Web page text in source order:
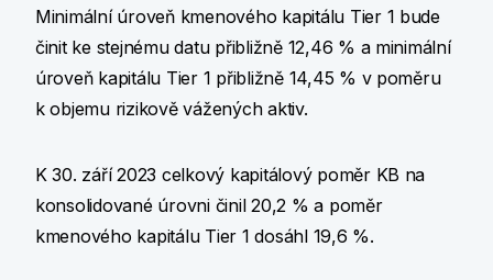
Minimální úroveň kmenového kapitálu Tier 1 bude
činit ke stejnému datu přibližně 12,46 % a minimální
úroveň kapitálu Tier 1 přibližně 14,45 % v poměru
k objemu rizikově vážených aktiv.
K 30. září 2023 celkový kapitálový poměr KB na
konsolidované úrovni činil 20,2 % a poměr
kmenového kapitálu Tier 1 dosáhl 19,6 %.